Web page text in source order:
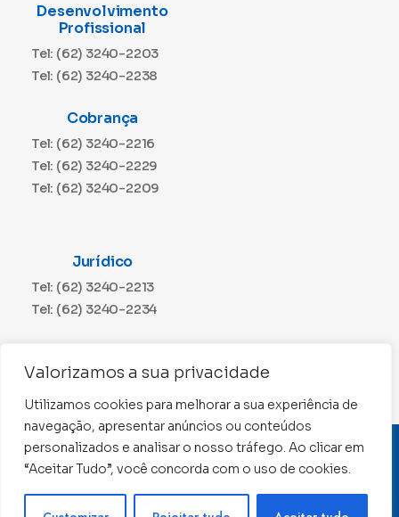
Valorizamos a sua privacidade
Utilizamos cookies para melhorar a sua experiência de
navegação, apresentar anúncios ou conteúdos
personalizados e analisar o nosso tráfego. Ao clicar em
“Aceitar Tudo”, você concorda com o uso de cookies.
Desenvolvimento
Profissional
Tel: (62) 3240-2203
Tel: (62) 3240-2238
Cobrança
Tel: (62) 3240-2216
Tel: (62) 3240-2229
Tel: (62) 3240-2209
Jurídico
Tel: (62) 3240-2213
Tel: (62) 3240-2234
Tel: (62) 3240-2230
CNPJ: 01.015.676/0001-11
Conselho Regional de Contabilidade de Goiás 2022 –
Todos os direitos reservados
Precisa de ajuda ?